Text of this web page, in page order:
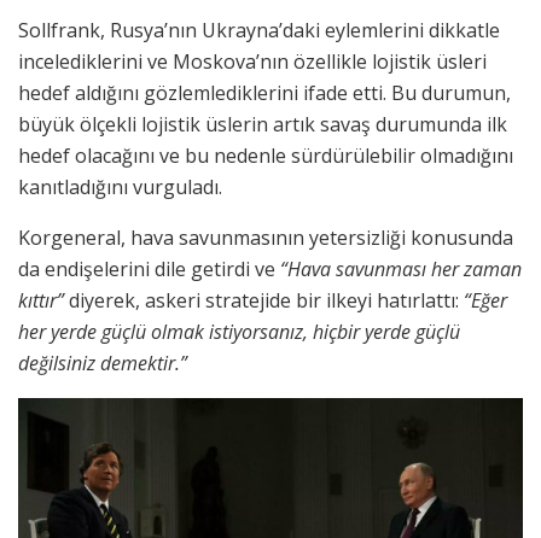
Sollfrank, Rusya’nın Ukrayna’daki eylemlerini dikkatle
incelediklerini ve Moskova’nın özellikle lojistik üsleri
hedef aldığını gözlemlediklerini ifade etti. Bu durumun,
büyük ölçekli lojistik üslerin artık savaş durumunda ilk
hedef olacağını ve bu nedenle sürdürülebilir olmadığını
kanıtladığını vurguladı.
Korgeneral, hava savunmasının yetersizliği konusunda
da endişelerini dile getirdi ve “Hava savunması her zaman
kıttır”diyerek, askeri stratejide bir ilkeyi hatırlattı: “Eğer
her yerde güçlü olmak istiyorsanız, hiçbir yerde güçlü
değilsiniz demektir.”